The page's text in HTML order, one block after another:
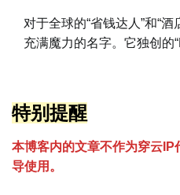
对于全球的“省钱达人”和“
充满魔力的名字。它独创的
特别提醒
本博客内的文章不作为穿云 P
导使用。